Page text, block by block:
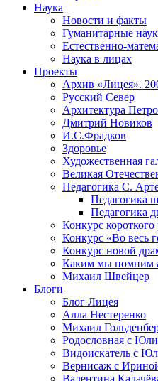
Наука
Новости и факты
Гуманитарные
Естественно-
Наука в лицах
Проекты
Архив «Лицея».
Русский Север
Архитектура
Дмитрий Новиков
И.С.Фрадков
Здоровье
Художественная
Великая
Педагогика С.
Педагогика
Педагогика
Конкурс короткого
Конкурс «Во весь
Конкурс новой
Каким мы помним
Михаил Швейцер
Блоги
Блог Лицея
Алла Нестеренко
Михаил
Родословная с
Видоискатель с
Вернисаж с